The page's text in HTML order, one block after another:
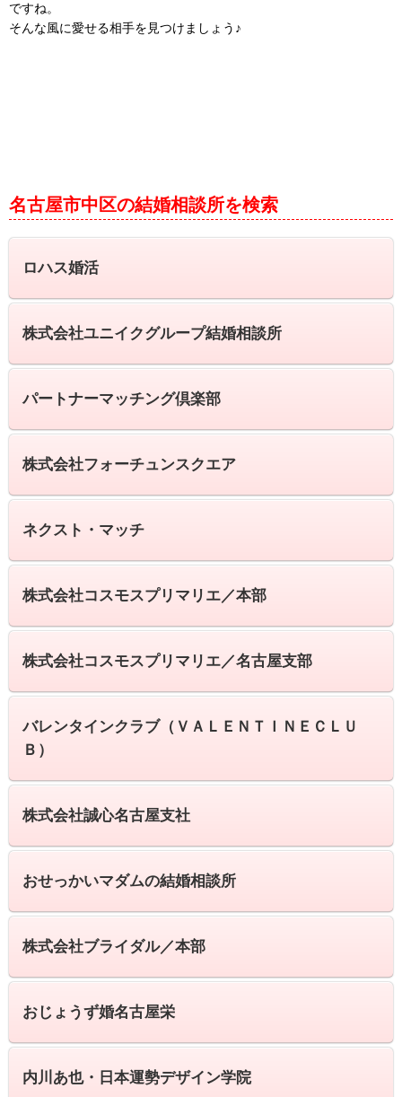
ですね。
そんな風に愛せる相手を見つけましょう♪
名古屋市中区の結婚相談所を検索
ロハス婚活
株式会社ユニイクグループ結婚相談所
パートナーマッチング倶楽部
株式会社フォーチュンスクエア
ネクスト・マッチ
株式会社コスモスプリマリエ／本部
株式会社コスモスプリマリエ／名古屋支部
バレンタインクラブ（ＶＡＬＥＮＴＩＮＥＣＬＵ
Ｂ）
株式会社誠心名古屋支社
おせっかいマダムの結婚相談所
株式会社ブライダル／本部
おじょうず婚名古屋栄
内川あ也・日本運勢デザイン学院